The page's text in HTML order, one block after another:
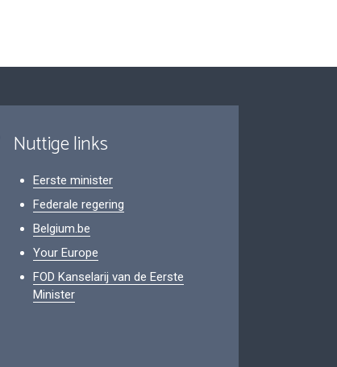
Nuttige links
Eerste minister
Federale regering
Belgium.be
Your Europe
FOD Kanselarij van de Eerste
Minister